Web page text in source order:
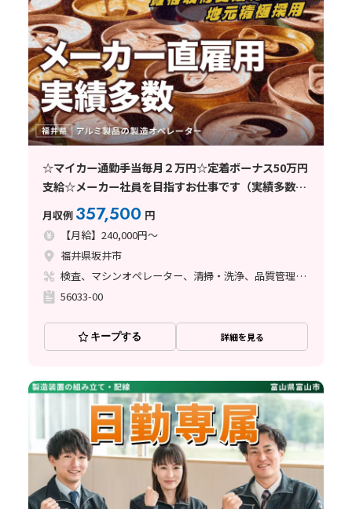
☆マイカー通勤手当毎月２万円☆定着ボーナス50万円
支給☆メーカー社員を目指すお仕事です（実績多数）
★アルミ製品の製造オペレータ★芦原温泉駅から車で
25分
月収例 357,500 円
【月給】240,000円～
福井県坂井市
検査、マシンオペレーター、清掃・洗浄、品質管理、メンテナンス・保全、フォークリフト、玉掛け・クレーン、鋳造・鍛造、立ち作業、塗装、バリ取り、その他
56033-00
キープする 詳細を見る